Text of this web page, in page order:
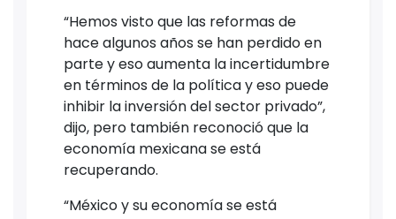
“Hemos visto que las reformas de
hace algunos años se han perdido en
parte y eso aumenta la incertidumbre
en términos de la política y eso puede
inhibir la inversión del sector privado”,
dijo, pero también reconoció que la
economía mexicana se está
recuperando.
“México y su economía se está